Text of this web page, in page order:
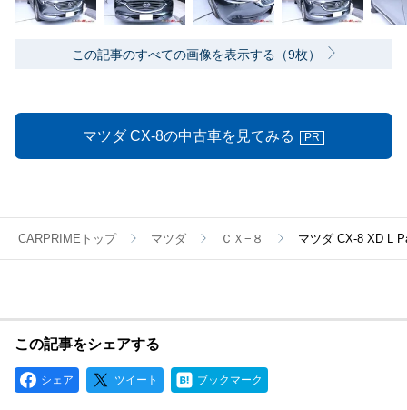
この記事のすべての画像を表示する（9枚）
マツダ CX-8の中古車を見てみる PR
CARPRIMEトップ マツダ ＣＸ−８ マツダ CX-8 XD L
この記事をシェアする
シェア ツイート ブックマーク